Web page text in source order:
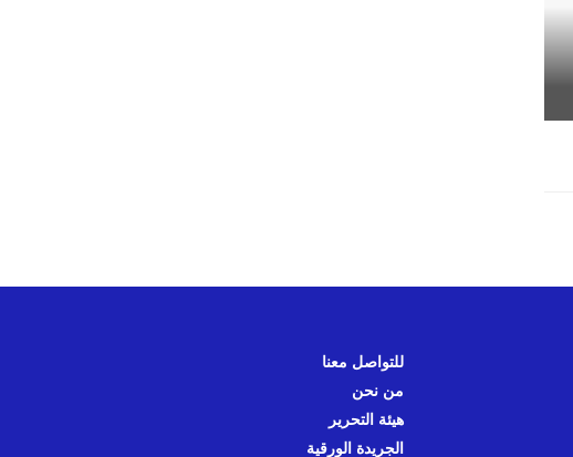
للتواصل معنا
من نحن
هيئة التحرير
الجريدة الورقية